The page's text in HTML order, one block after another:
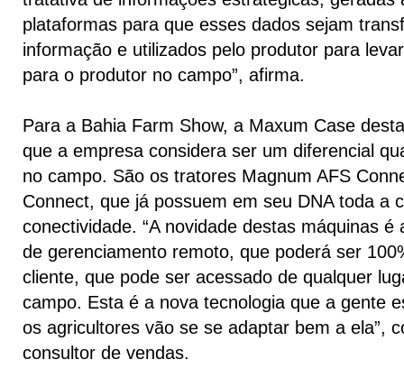
plataformas para que esses dados sejam
informação e utilizados pelo produtor para
para o produtor no campo”, afirma.
Para a Bahia Farm Show, a Maxum Case
que a empresa considera ser um diferencial
no campo. São os tratores Magnum AFS
Connect, que já possuem em seu DNA toda a
conectividade. “A novidade destas máquinas
de gerenciamento remoto, que poderá ser
cliente, que pode ser acessado de qualquer
campo. Esta é a nova tecnologia que a gente
os agricultores vão se se adaptar bem a ela”,
consultor de vendas.